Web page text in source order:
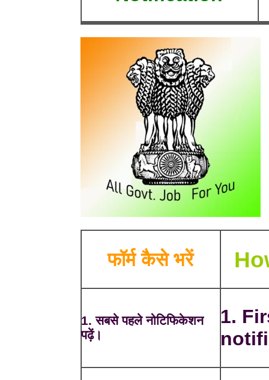
फॉर्म कैसे भरें
1. सबसे पहले नोटिफिकेशन
पढ़ें।
1.